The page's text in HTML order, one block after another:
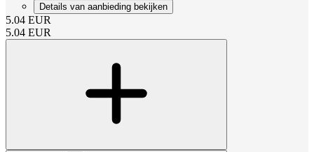
Details van aanbieding bekijken
5.04 EUR
5.04 EUR